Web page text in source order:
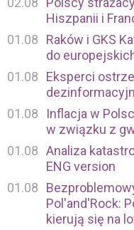
Hiszpanii i
01.08
Raków i GKS
do
01.08
Eksperci
01.08
Inflacja w
w związku z
01.08 Analiza
ENG version
01.08
Pol'and'Rock:
kierują się na